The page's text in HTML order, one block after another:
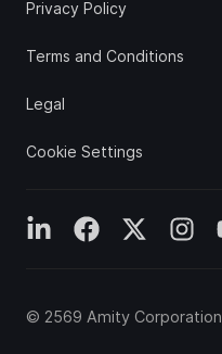
Privacy Policy
Terms and Conditions
Legal
Cookie Settings
© 2569 Amity Corporation